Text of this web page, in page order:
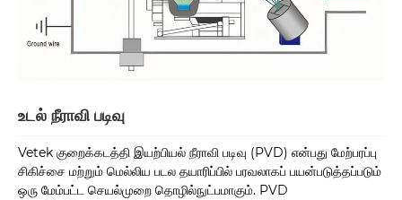
உடல் நீராவி படிவு
Vetek குறைக்கடத்தி இயற்பியல் நீராவி படிவு (PVD) என்பது மேற்பரப்பு
சிகிச்சை மற்றும் மெல்லிய படல தயாரிப்பில் பரவலாகப் பயன்படுத்தப்படும்
ஒரு மேம்பட்ட செயல்முறை தொழில்நுட்பமாகும். PVD